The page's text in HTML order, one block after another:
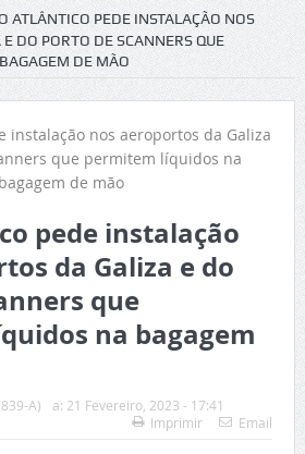
Igreja do Castelo de Cerveira
ATLÂNTICO PEDE INSTALAÇÃO NOS
DO PORTO DE SCANNERS QUE
DE MÃO
pede instalação
da Galiza e do
que
na bagagem
A) a: 21 Fevereiro, 2023 - 17:41
Imprimir
Email